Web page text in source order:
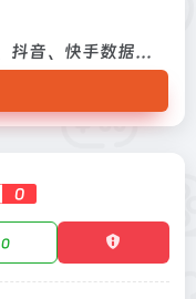
微信公众号、视频号、微博、抖音、快手数据分析和竞品监测平台
0
0